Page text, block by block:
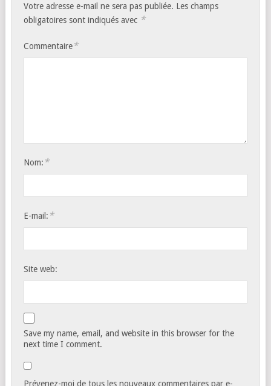
Votre adresse e-mail ne sera pas publiée. Les champs
obligatoires sont indiqués avec *
Commentaire*
Nom: *
E-mail: *
Site web:
Save my name, email, and website in this browser for the
next time I comment.
Prévenez-moi de tous les nouveaux commentaires par e-